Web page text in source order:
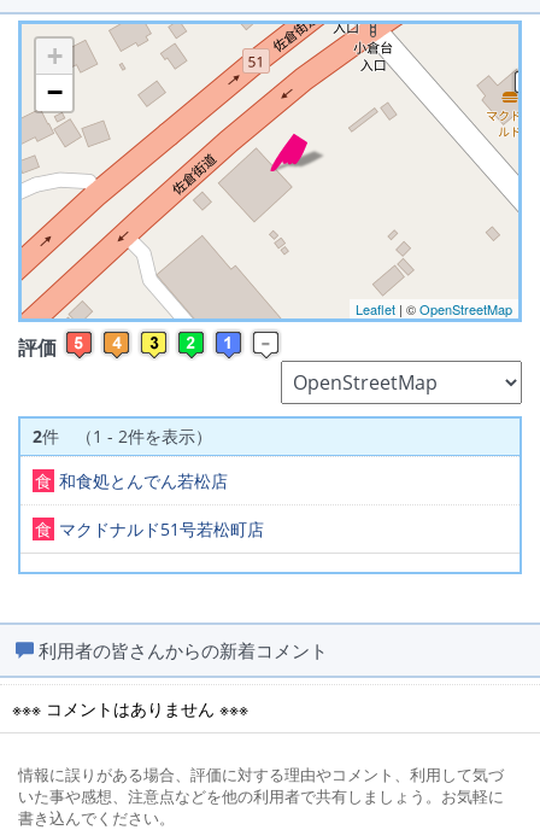
※ マップを検索、表示中です ※
+
−
Leaflet | ©OpenStreetMap
評価
2件 （1 - 2件を表示）
食 和食処とんでん若松店
食 マクドナルド51号若松町店
利用者の皆さんからの新着コメント
※※※ コメントはありません ※※※
情報に誤りがある場合、評価に対する理由やコメント、利用して気づ
いた事や感想、注意点などを他の利用者で共有しましょう。お気軽に
書き込んでください。